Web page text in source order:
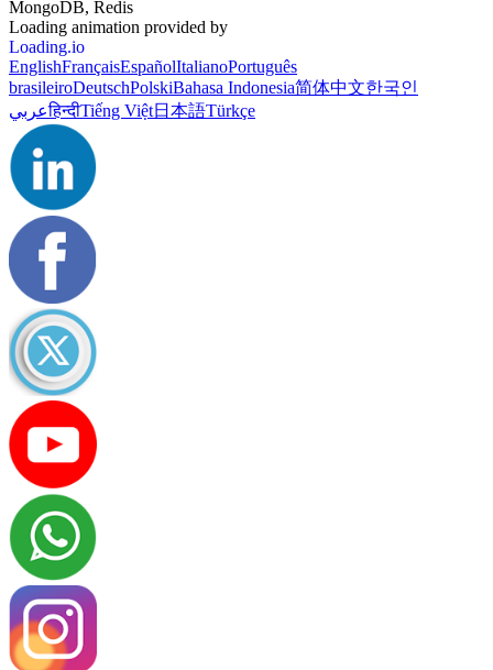
MongoDB, Redis
Loading animation provided by
Loading.io
EnglishFrançaisEspañolItalianoPortuguês
brasileiroDeutschPolskiBahasa Indonesia简体中文한국인
عربيहिन्दीTiếng Việt日本語Türkçe